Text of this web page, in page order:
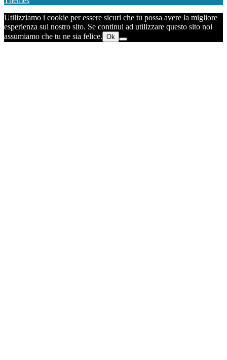
Utilizziamo i cookie per essere sicuri che tu possa avere la migliore
esperienza sul nostro sito. Se continui ad utilizzare questo sito noi
assumiamo che tu ne sia felice. Ok